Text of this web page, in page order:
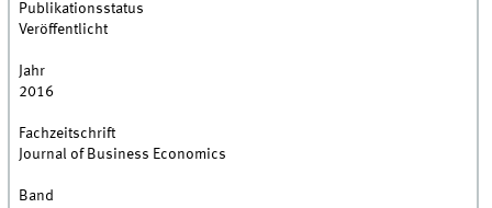
Publikationsstatus
Veröffentlicht
Jahr
2016
Fachzeitschrift
Journal of Business Economics
Band